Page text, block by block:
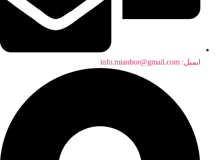
ایمیل:‌ info.mianbor@gmail.com